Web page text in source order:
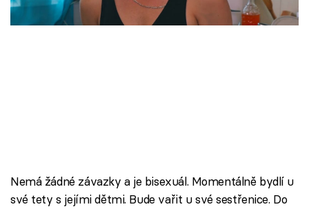
Škola vaření
Přihlášení
Nemá žádné závazky a je bisexuál. Momentálně bydlí u
své tety s jejími dětmi. Bude vařit u své sestřenice. Do